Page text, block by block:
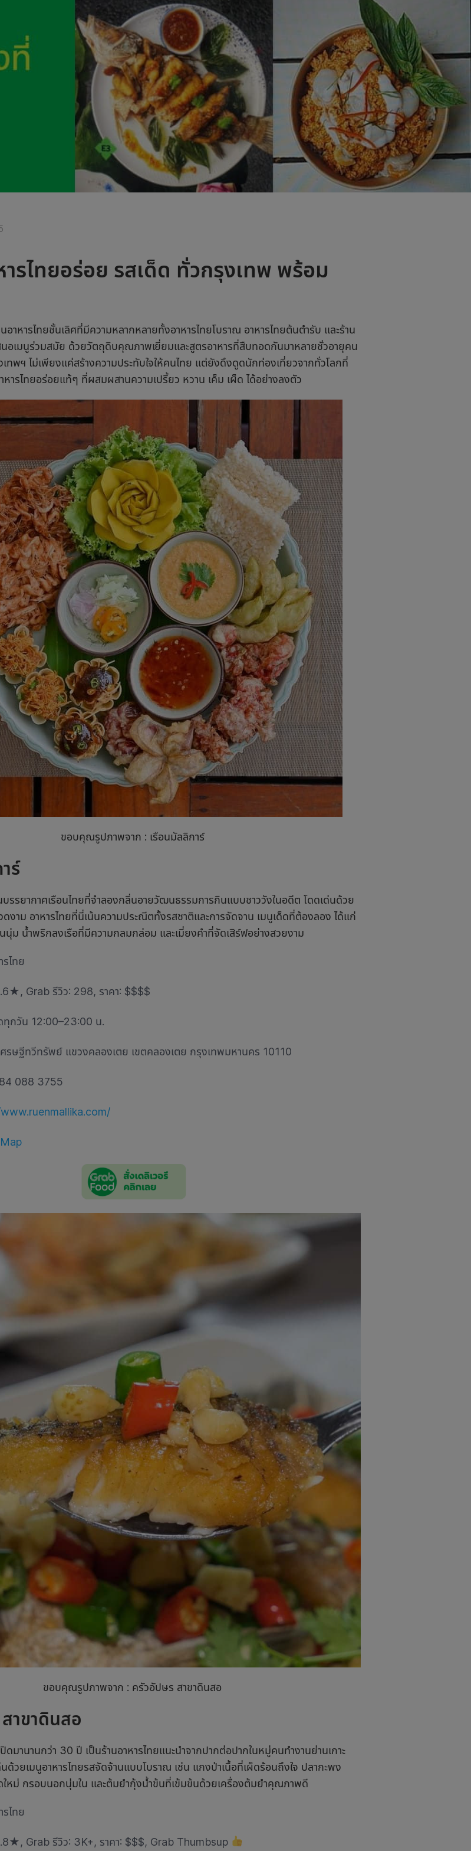
รไทยอร่อย รสเด็ด ทั่วกรุงเทพ พร้อม
อาหารไทยชั้นเลิศที่มีความหลากหลายทั้งอาหารไทยโบราณ อาหารไทยต้นตำรับ และร้าน
นอเมนูร่วมสมัย ด้วยวัตถุดิบคุณภาพเยี่ยมและสูตรอาหารที่สืบทอดกันมาหลายชั่วอายุคน
เทพฯ ไม่เพียงแค่สร้างความประทับใจให้คนไทย แต่ยังดึงดูดนักท่องเที่ยวจากทั่วโลกที่
ารไทยอร่อยแท้ๆ ที่ผสมผสานความเปรี้ยว หวาน เค็ม เผ็ด ได้อย่างลงตัว
ขอบคุณรูปภาพจาก : เรือนมัลลิการ์
ร์
บรรยากาศเรือนไทยที่จำลองกลิ่นอายวัฒนธรรมการกินแบบชาววังในอดีต โดดเด่นด้วย
งาม อาหารไทยที่นี่เน้นความประณีตทั้งรสชาติและการจัดจาน เมนูเด็ดที่ต้องลอง ได้แก่
นุ่ม น้ำพริกลงเรือที่มีความกลมกล่อม และเมี่ยงคำที่จัดเสิร์ฟอย่างสวยงาม
รไทย
★, Grab รีวิว: 298, ราคา: $$$$
ทุกวัน 12:00–23:00 น.
รษฐีทวีทรัพย์ แขวงคลองเตย เขตคลองเตย กรุงเทพมหานคร 10110
088 3755
ขอบคุณรูปภาพจาก : ครัวอัปษร สาขาดินสอ
าขาดินสอ
ปิดมานานกว่า 30 ปี เป็นร้านอาหารไทยแนะนำจากปากต่อปากในหมู่คนทำงานย่านเกาะ
ด้วยเมนูอาหารไทยรสจัดจ้านแบบโบราณ เช่น แกงป่าเนื้อที่เผ็ดร้อนถึงใจ ปลากะพง
ใหม่ กรอบนอกนุ่มใน และต้มยำกุ้งน้ำข้นที่เข้มข้นด้วยเครื่องต้มยำคุณภาพดี
รไทย
★, Grab รีวิว: 3K+, ราคา: $$$, Grab Thumbsup